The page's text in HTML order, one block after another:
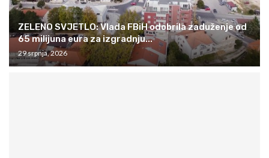
ZELENO SVJETLO: Vlada FBiH odobrila zaduženje od
65 milijuna eura za izgradnju...
29 srpnja, 2026